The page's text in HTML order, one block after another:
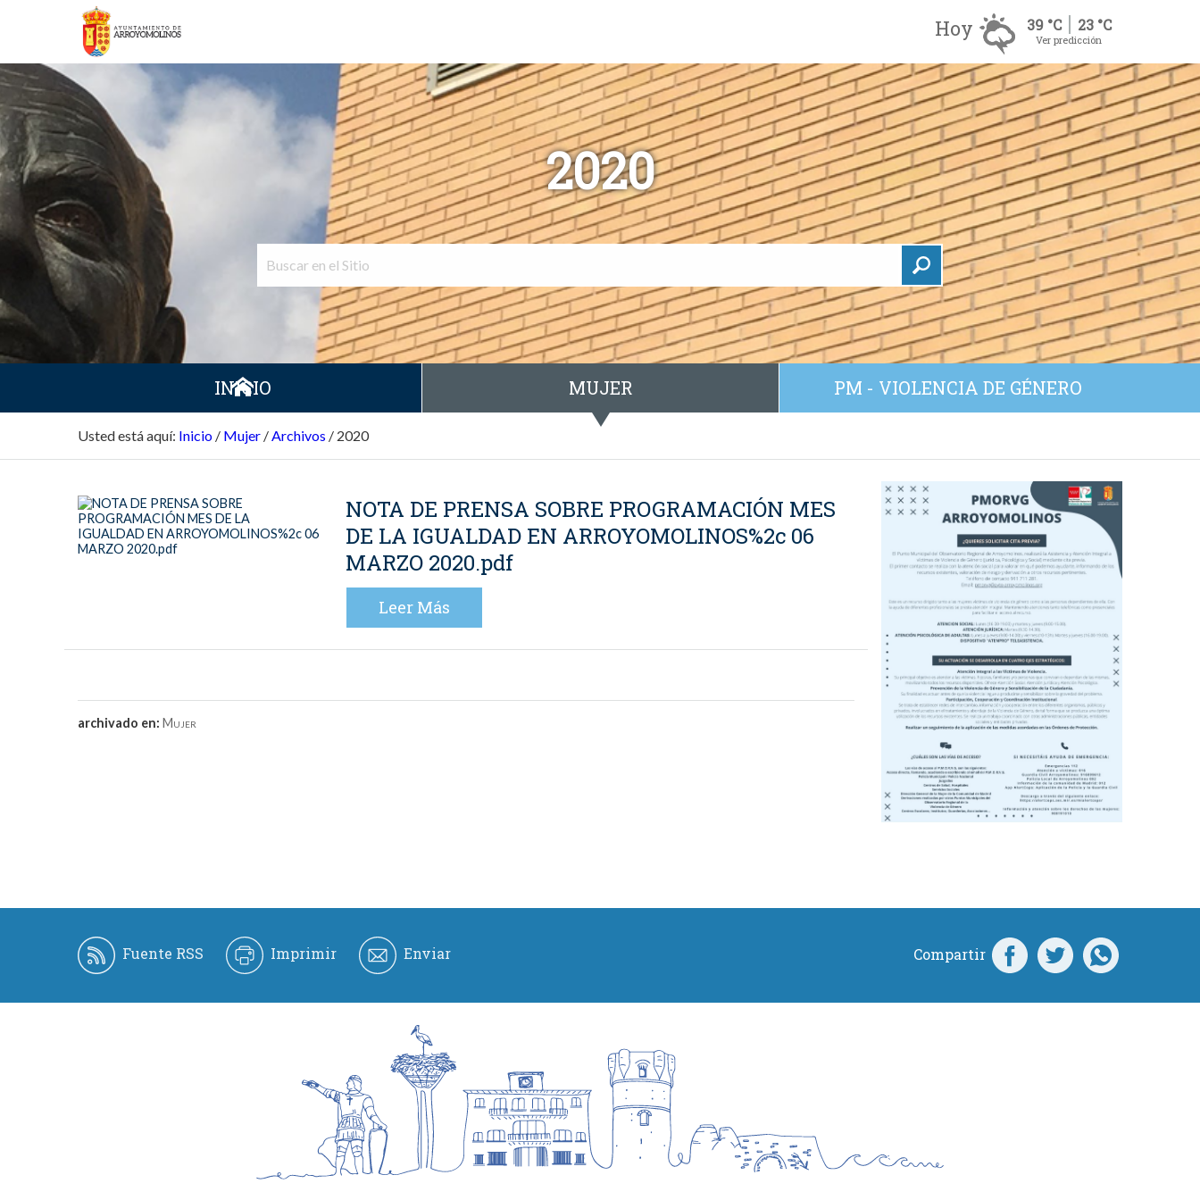
Hoy 39 °C 23 °C
Ver predicción
2020
INICIO MUJER PM - VIOLENCIA DE GÉNERO
Usted está aquí: Inicio / Mujer /Archivos / 2020
NOTA DE PRENSA SOBRE PROGRAMACIÓN MES
DE LA IGUALDAD EN ARROYOMOLINOS%2c 06
MARZO 2020.pdf
Leer Más
archivado en: Mujer
Fuente RSS Imprimir Enviar Compartir